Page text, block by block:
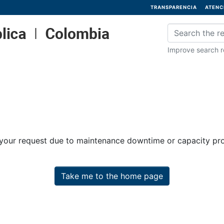
TRANSPARENCIA
Improve search
request due to maintenance downtime or capacity
Take me to the home page